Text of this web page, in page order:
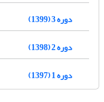
دوره 3 (1399)
دوره 2 (1398)
دوره 1 (1397)